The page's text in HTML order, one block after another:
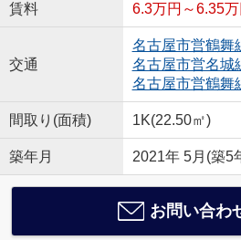
賃料 6.3万円～6.35万
交通
名古屋市営鶴舞
名古屋市営名城
名古屋市営鶴舞
間取り(面積) 1K(22.50㎡)
築年月 2021年 5月(築5
お問い合わ